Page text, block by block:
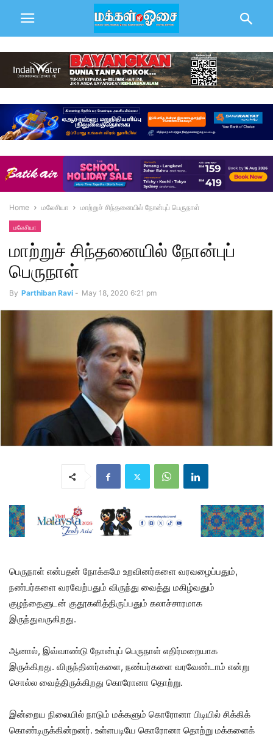
Home மலேசியா மாற்றுச் சிந்தனையில் நோன்புப் பெருநாள்
மலேசியா
மாற்றுச் சிந்தனையில் நோன்புப்
பெருநாள்
By Parthiban Ravi - May 18, 2020 6:21 pm
பெருநாள் என்பதன் நோக்கமே உறவினர்களை வரவழைப்பதும்,
நண்பர்களை வரவேற்பதும் விருந்து வைத்து மகிழ்வதும்
குழந்தைளுடன் குதூகளித்திருப்பதும் கலாச்சாரமாக
இருந்துவருகிறது.
ஆனால், இவ்வாண்டு நோன்புப் பெருநாள் எதிர்மறையாக
இருக்கிறது. விருந்தினர்களை, நண்பர்களை வரவேண்டாம் என்று
சொல்ல வைத்திருக்கிறது கொரோனா தொற்று.
இன்றைய நிலையில் நாடும் மக்களும் கொரோனா பிடியில் சிக்கிக்
கொண்டிருக்கின்றனர். உள்ளபடியே கொரோனா தொற்று மக்களைக்